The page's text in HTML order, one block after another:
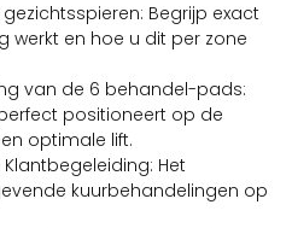
Begrijp exact
werkt en hoe u dit per zone
van de 6 behandel-pads:
positioneert op de
optimale lift.
Het
kuurbehandelingen op